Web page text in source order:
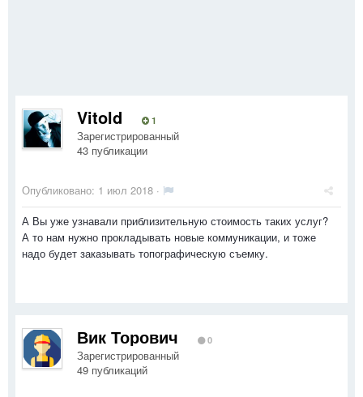
Vitold 1
Зарегистрированный
43 публикации
Опубликовано: 1 июл 2018 ·
А Вы уже узнавали приблизительную стоимость таких услуг?
А то нам нужно прокладывать новые коммуникации, и тоже
надо будет заказывать топографическую съемку.
Вик Торович 0
Зарегистрированный
49 публикаций